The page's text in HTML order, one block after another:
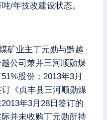
/年技改建设状态。
矿业主丁元勋与黔越
公司兼并三河顺勋煤
股份；2013年3月
《贞丰县三河顺勋煤
年3月28日签订的
际并未收购丁元勋所持